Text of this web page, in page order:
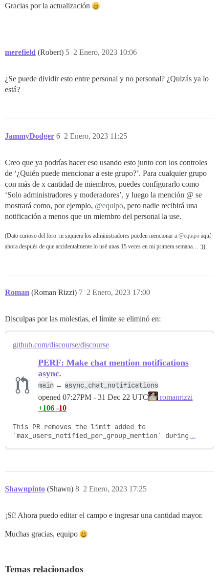
Gracias por la actualización
merefield (Robert) 2 Enero, 2023 10:06
5
¿Se puede dividir esto entre personal y no personal? ¿Quizás ya lo
está?
JammyDodger 2 Enero, 2023 11:25
6
Creo que ya podrías hacer eso usando esto junto con los controles
de ‘¿Quién puede mencionar a este grupo?’. Para cualquier grupo
con más de x cantidad de miembros, puedes configurarlo como
‘Solo administradores y moderadores’, y luego la mención @ se
mostrará como, por ejemplo, @equipo, pero nadie recibirá una
notificación a menos que un miembro del personal la use.
(Dato curioso del foro: ni siquiera los administradores pueden mencionar a @equipo aquí
ahora después de que accidentalmente lo usé unas 15 veces en mi primera semana… :))
Roman (Roman Rizzi) 2 Enero, 2023 17:00
7
Disculpas por las molestias, el límite se eliminó en:
github.com/discourse/discourse
PERF: Make chat mention notifications
async.
main ← async_chat_notifications
opened 07:27PM - 31 Dec 22 UTC
romanrizzi
+106 -10
This PR removes the limit added to
`max_users_notified_per_group_mention` during …
Shawnpinto (Shawn) 2 Enero, 2023 17:25
8
¡Sí! Ahora puedo editar el campo e ingresar una cantidad mayor.
Muchas gracias, equipo
Temas relacionados